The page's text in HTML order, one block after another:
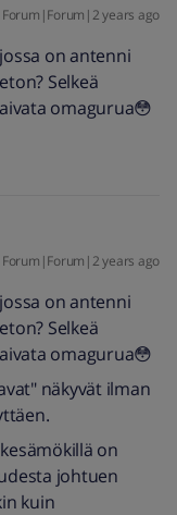
Forum|Forum|2 years ago
on antenni
Selkeä
omagurua😳
Forum|Forum|2 years ago
on antenni
Selkeä
omagurua😳
näkyvät ilman
on
johtuen
kuin